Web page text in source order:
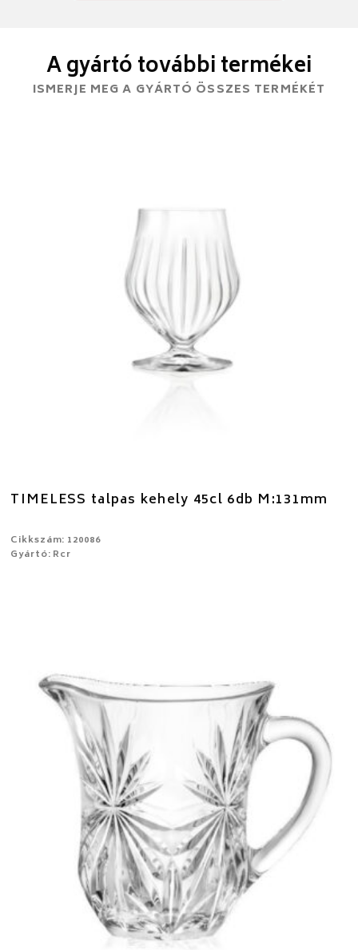
A gyártó további termékei
ISMERJE MEG A GYÁRTÓ ÖSSZES TERMÉKÉT
TIMELESS talpas kehely 45cl 6db M:131mm
Cikkszám: 120086
Gyártó: Rcr